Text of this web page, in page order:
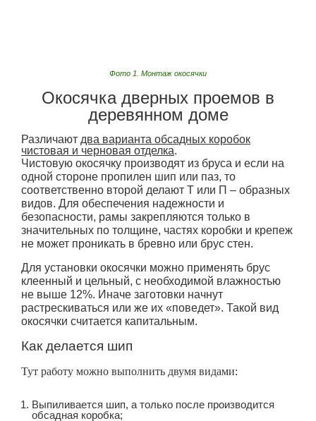
Фото 1. Монтаж окосячки
Окосячка дверных проемов в
деревянном доме
Различают два варианта обсадных коробок
чистовая и черновая отделка.
Чистовую окосячку производят из бруса и если на
одной стороне пропилен шип или паз, то
соответственно второй делают Т или П – образных
видов. Для обеспечения надежности и
безопасности, рамы закрепляются только в
значительных по толщине, частях коробки и крепеж
не может проникать в бревно или брус стен.
Для установки окосячки можно применять брус
клеенный и цельный, с необходимой влажностью
не выше 12%. Иначе заготовки начнут
растрескиваться или же их «поведет». Такой вид
окосячки считается капитальным.
Как делается шип
Тут работу можно выполнить двумя видами:
Выпиливается шип, а только после производится
обсадная коробка;